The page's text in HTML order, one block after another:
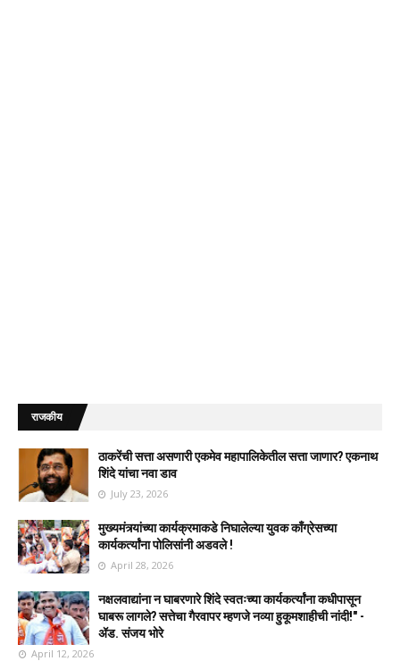
राजकीय
ठाकरेंची सत्ता असणारी एकमेव महापालिकेतील सत्ता जाणार? एकनाथ
शिंदे यांचा नवा डाव
July 23, 2026
मुख्यमंत्र्यांच्या कार्यक्रमाकडे निघालेल्या युवक काँग्रेसच्या
कार्यकर्त्यांना पोलिसांनी अडवले !
April 28, 2026
नक्षलवाद्यांना न घाबरणारे शिंदे स्वतःच्या कार्यकर्त्यांना कधीपासून
घाबरू लागले? सत्तेचा गैरवापर म्हणजे नव्या हुकूमशाहीची नांदी!" -
ॲड. संजय भोरे
April 12, 2026